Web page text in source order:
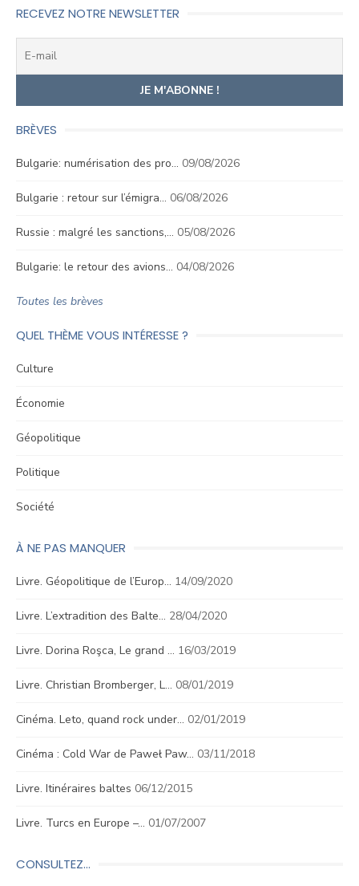
RECEVEZ NOTRE NEWSLETTER
BRÈVES
Bulgarie: numérisation des pro… 09/08/2026
Bulgarie : retour sur l’émigra… 06/08/2026
Russie : malgré les sanctions,… 05/08/2026
Bulgarie: le retour des avions… 04/08/2026
Toutes les brèves
QUEL THÈME VOUS INTÉRESSE ?
Culture
Économie
Géopolitique
Politique
Société
À NE PAS MANQUER
Livre. Géopolitique de l’Europ… 14/09/2020
Livre. L’extradition des Balte… 28/04/2020
Livre. Dorina Roşca, Le grand … 16/03/2019
Livre. Christian Bromberger, L… 08/01/2019
Cinéma. Leto, quand rock under… 02/01/2019
Cinéma : Cold War de Paweł Paw… 03/11/2018
Livre. Itinéraires baltes 06/12/2015
Livre. Turcs en Europe –… 01/07/2007
CONSULTEZ…